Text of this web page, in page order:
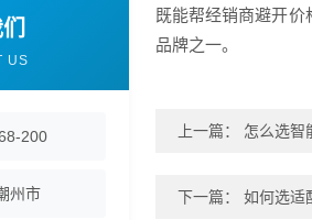
US
200
州市
既能帮经销商避开
品牌之一。
上一篇： 怎么选智
下一篇： 如何选适